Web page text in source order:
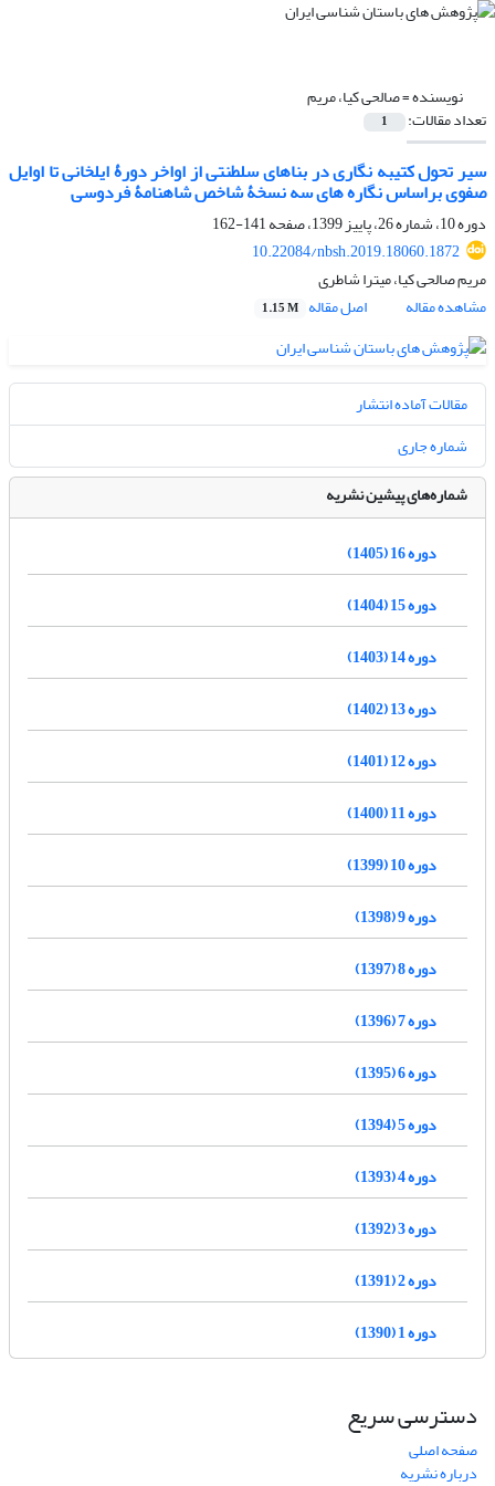
نویسنده =صالحی کیا، مریم
تعداد مقالات: 1
سیر تحول کتیبه نگاری در بناهای سلطنتی از اواخر دورۀ ایلخانی تا اوایل
صفوی براساس نگاره های سه نسخۀ شاخص شاهنامۀ فردوسی
دوره 10، شماره 26، پاییز 1399، صفحه
141-162
10.22084/nbsh.2019.18060.1872
مریم صالحی کیا، میترا شاطری
مشاهده مقاله
اصل مقاله 1.15 M
مقالات آماده انتشار
شماره جاری
شماره‌های پیشین نشریه
دوره 16 (1405)
دوره 15 (1404)
دوره 14 (1403)
دوره 13 (1402)
دوره 12 (1401)
دوره 11 (1400)
دوره 10 (1399)
دوره 9 (1398)
دوره 8 (1397)
دوره 7 (1396)
دوره 6 (1395)
دوره 5 (1394)
دوره 4 (1393)
دوره 3 (1392)
دوره 2 (1391)
دوره 1 (1390)
دسترسی سریع
صفحه اصلی
درباره نشریه